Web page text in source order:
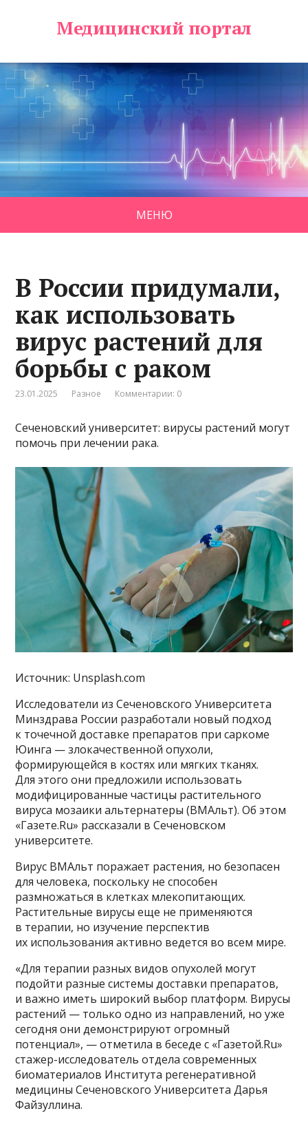
Медицинский портал
МЕНЮ
В России придумали,
как использовать
вирус растений для
борьбы с раком
23.01.2025 Разное Комментарии: 0
Сеченовский университет: вирусы растений могут
помочь при лечении рака.
Источник: Unsplash.com
Исследователи из Сеченовского Университета
Минздрава России разработали новый подход
к точечной доставке препаратов при саркоме
Юинга — злокачественной опухоли,
формирующейся в костях или мягких тканях.
Для этого они предложили использовать
модифицированные частицы растительного
вируса мозаики альтернатеры (ВМАльт). Об этом
«Газете.Ru» рассказали в Сеченовском
университете.
Вирус ВМАльт поражает растения, но безопасен
для человека, поскольку не способен
размножаться в клетках млекопитающих.
Растительные вирусы еще не применяются
в терапии, но изучение перспектив
их использования активно ведется во всем мире.
«Для терапии разных видов опухолей могут
подойти разные системы доставки препаратов,
и важно иметь широкий выбор платформ. Вирусы
растений — только одно из направлений, но уже
сегодня они демонстрируют огромный
потенциал», — отметила в беседе с «Газетой.Ru»
стажер-исследователь отдела современных
биоматериалов Института регенеративной
медицины Сеченовского Университета Дарья
Файзуллина.